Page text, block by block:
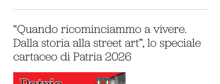
“Quando ricominciammo a vivere.
Dalla storia alla street art”, lo speciale
cartaceo di Patria 2026